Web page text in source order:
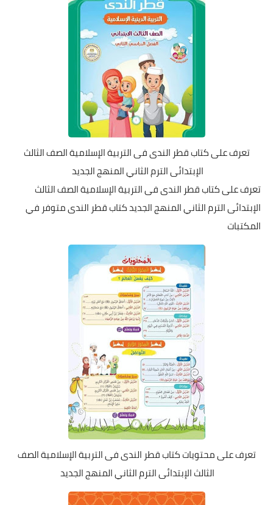
تعرف على كتاب قطر الندى فى التربية الإسلامية الصف الثالث
الإبتدائى الترم الثاني المنهج الجديد
تعرف على كتاب قطر الندى فى التربية الإسلامية الصف الثالث
الإبتدائى الترم الثاني المنهج الجديد كتاب قطر الندى متوفر في
المكتبات
تعرف على محتويات كتاب قطر الندى فى التربية الإسلامية الصف
الثالث الإبتدائى الترم الثاني المنهج الجديد